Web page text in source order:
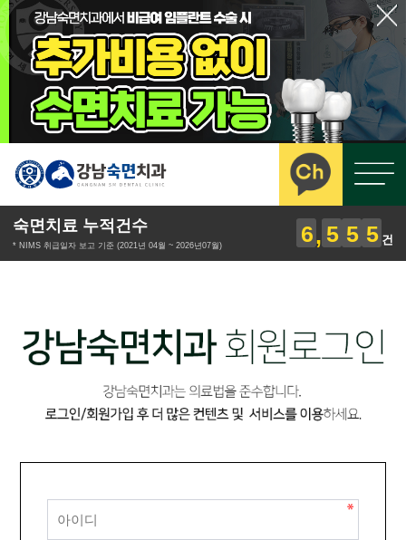
숙면치료 누적건수
* NIMS 취급일자 보고 기준 (2021년 04월 ~ 2026년07월) 6 5 5 5 건